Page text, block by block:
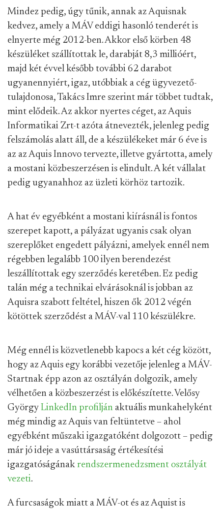
Mindez pedig, úgy tűnik, annak az Aquisnak
kedvez, amely a MÁV eddigi hasonló tenderét is
elnyerte még 2012-ben. Akkor első körben 48
készüléket szállítottak le, darabját 8,3 millióért,
majd két évvel később további 62 darabot
ugyanennyiért, igaz, utóbbiak a cég ügyvezető-
tulajdonosa, Takács Imre szerint már többet tudtak,
mint elődeik. Az akkor nyertes céget, az Aquis
Informatikai Zrt-t azóta átnevezték, jelenleg pedig
felszámolás alatt áll, de a készülékeket már 6 éve is
az az Aquis Innovo tervezte, illetve gyártotta, amely
a mostani közbeszerzésen is elindult. A két vállalat
pedig ugyanahhoz az üzleti körhöz tartozik.
A hat év egyébként a mostani kiírásnál is fontos
szerepet kapott, a pályázat ugyanis csak olyan
szereplőket engedett pályázni, amelyek ennél nem
régebben legalább 100 ilyen berendezést
leszállítottak egy szerződés keretében. Ez pedig
talán még a technikai elvárásoknál is jobban az
Aquisra szabott feltétel, hiszen ők 2012 végén
kötöttek szerződést a MÁV-val 110 készülékre.
Még ennél is közvetlenebb kapocs a két cég között,
hogy az Aquis egy korábbi vezetője jelenleg a MÁV-
Startnak épp azon az osztályán dolgozik, amely
vélhetően a közbeszerzést is előkészítette. Velősy
György LinkedIn profilján aktuális munkahelyként
még mindig az Aquis van feltüntetve – ahol
egyébként műszaki igazgatóként dolgozott – pedig
már jó ideje a vasúttársaság értékesítési
igazgatóságának rendszermenedzsment osztályát
vezeti.
A furcsaságok miatt a MÁV-ot és az Aquist is